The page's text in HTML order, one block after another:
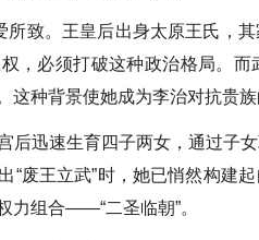
所致。王皇后出身太原王氏，
，必须打破这种政治格局。
这种背景使她成为李治对抗贵族
后迅速生育四子两女，通过子
“废王立武”时，她已悄然构建
力组合——“二圣临朝”。